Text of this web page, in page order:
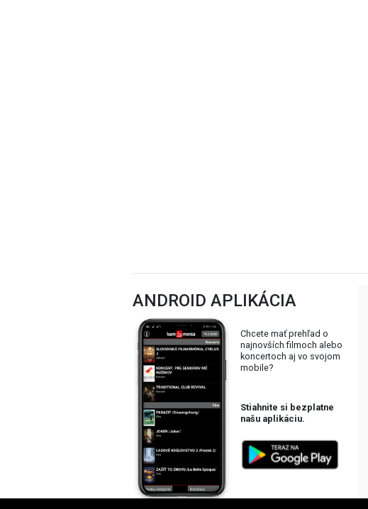
ANDROID APLIKÁCIA
Chcete mať prehľad o
najnovších filmoch alebo
koncertoch aj vo svojom
mobile?
Stiahnite si bezplatne
našu aplikáciu.